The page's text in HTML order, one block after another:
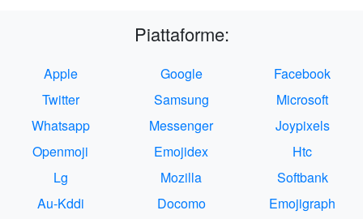
Piattaforme:
Apple Google
Facebook
Twitter
Samsung
Microsoft
Whatsapp
Messenger
Joypixels
Openmoji
Emojidex
Htc
Lg
Mozilla
Softbank
Au-Kddi
Docomo
Emojigraph